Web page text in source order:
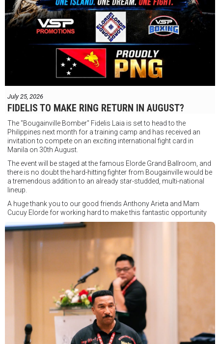
July 25, 2026
FIDELIS TO MAKE RING RETURN IN AUGUST?
The "Bougainville Bomber" Fidelis Laia is set to head to the
Philippines next month for a training camp and has received an
invitation to compete on an exciting international fight card in
Manila on 30th August.
The event will be staged at the famous Elorde Grand Ballroom, and
there is no doubt the hard-hitting fighter from Bougainville would be
a tremendous addition to an already star-studded, multi-national
lineup.
A huge thank you to our good friends Anthony Arieta and Mam
Cucuy Elorde for working hard to make this fantastic opportunity
We hope to have some exciting news to share very soon!